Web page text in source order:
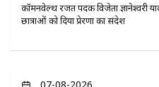
कॉमनवेल्थ रजत पदक विजेता ज्ञानेश्वरी
छात्राओं को दिया प्रेरणा का संदेश
07-08-2026